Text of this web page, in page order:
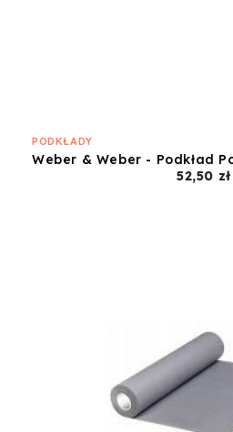
PODKŁADY
52,50 zł